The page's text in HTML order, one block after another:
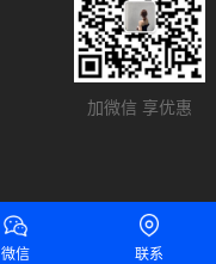
加微信 享优惠
微信 联系